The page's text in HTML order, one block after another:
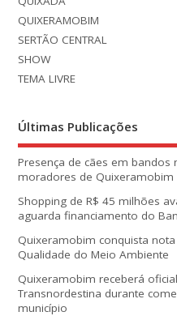
QUIXERAMOBIM
SERTÃO CENTRAL
SHOW
TEMA LIVRE
Últimas Publicações
Presença de cães em bandos
moradores de Quixeramobim
Shopping de R$ 45 milhões
aguarda financiamento do
Quixeramobim conquista
Qualidade do Meio Ambiente
Quixeramobim receberá
Transnordestina durante
município